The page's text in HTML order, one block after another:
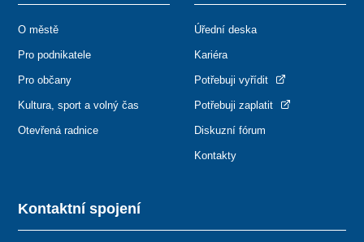
Kontaktní spojení
O městě
Pro podnikatele
Pro občany
Kultura, sport a volný čas
Otevřená radnice
Úřední deska
Kariéra
Potřebuji vyřídit
Potřebuji zaplatit
Diskuzní fórum
Kontakty